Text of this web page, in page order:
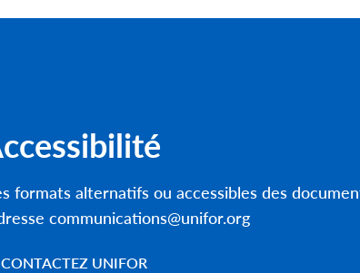
formats alternatifs ou accessibles des
communications@unifor.org
CONTACTEZ UNIFOR